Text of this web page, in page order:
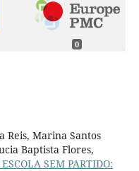
0
Reis, Marina Santos
Baptista Flores,
SEM PARTIDO: